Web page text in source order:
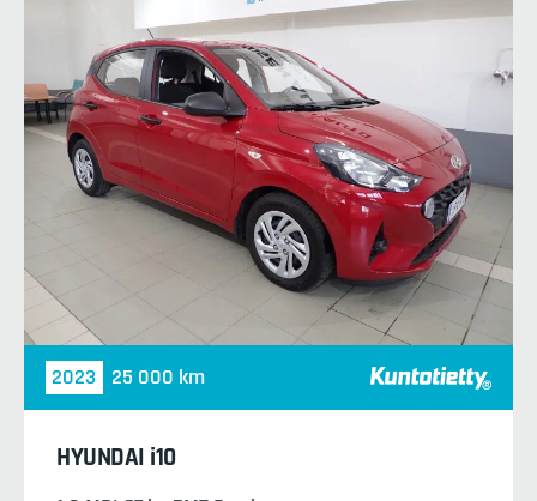
2023 25 000 km
HYUNDAI i10